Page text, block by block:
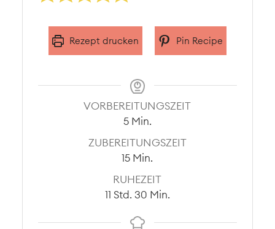
Rezept drucken Pin Recipe
VORBEREITUNGSZEIT
5Minuten
Min.
ZUBEREITUNGSZEIT
15Minuten
Min.
RUHEZEIT
11Stunden
Std. 30Minuten
Min.